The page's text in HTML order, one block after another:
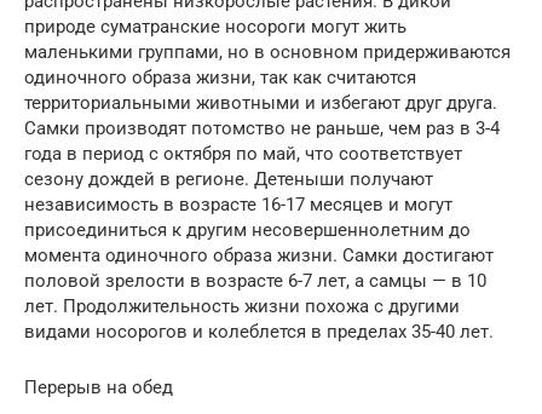
природе суматранские носороги могут жить
маленькими группами, но в основном придерживаются
одиночного образа жизни, так как считаются
территориальными животными и избегают друг друга.
Самки производят потомство не раньше, чем раз в 3-4
года в период с октября по май, что соответствует
сезону дождей в регионе. Детеныши получают
независимость в возрасте 16-17 месяцев и могут
присоединиться к другим несовершеннолетним до
момента одиночного образа жизни. Самки достигают
половой зрелости в возрасте 6-7 лет, а самцы — в 10
лет. Продолжительность жизни похожа с другими
видами носорогов и колеблется в пределах 35-40 лет.
Перерыв на обед